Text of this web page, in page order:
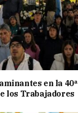
en la 40ª
los Trabajadores